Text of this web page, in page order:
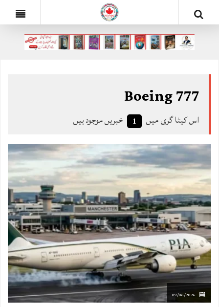
Boeing 777
اس کیٹا گری میں 1 خبریں موجود ہیں
09/06/2026